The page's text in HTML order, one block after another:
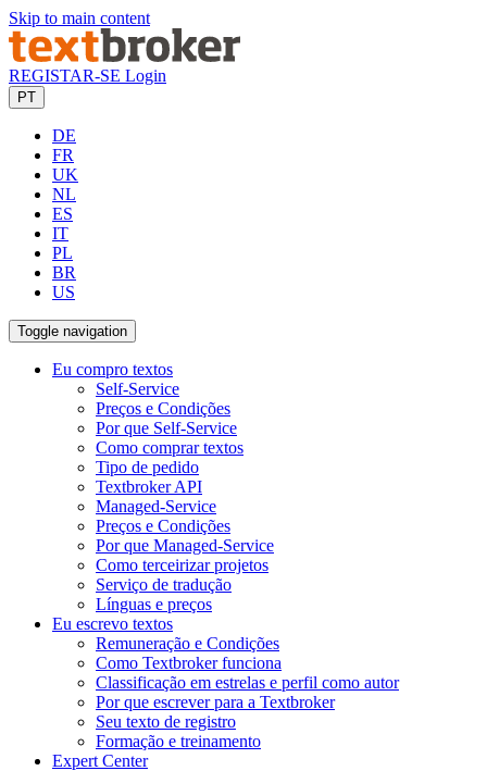
Skip to main content
REGISTAR-SE Login
PT
DE
FR
UK
NL
ES
IT
PL
BR
US
Toggle navigation
Eu compro textos
Self-Service
Preços e Condições
Por que Self-Service
Como comprar textos
Tipo de pedido
Textbroker API
Managed-Service
Preços e Condições
Por que Managed-Service
Como terceirizar projetos
Serviço de tradução
Línguas e preços
Eu escrevo textos
Remuneração e Condições
Como Textbroker funciona
Classificação em estrelas e perfil como autor
Por que escrever para a Textbroker
Seu texto de registro
Formação e treinamento
Expert Center